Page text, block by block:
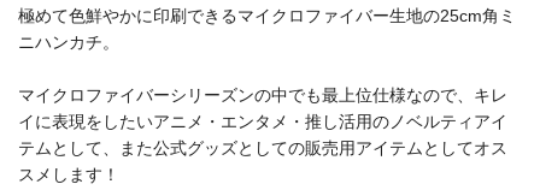
極めて色鮮やかに印刷できるマイクロファイバー生地の25cm角ミ
ニハンカチ。
マイクロファイバーシリーズンの中でも最上位仕様なので、キレ
イに表現をしたいアニメ・エンタメ・推し活用のノベルティアイ
テムとして、また公式グッズとしての販売用アイテムとしてオス
スメします！